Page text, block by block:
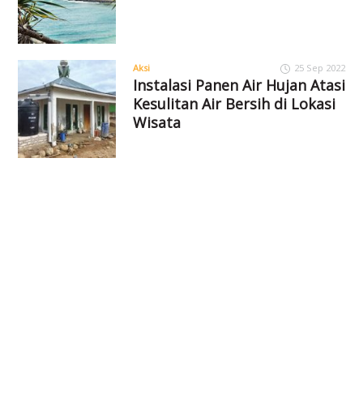
Aksi 25 Sep 2022
Instalasi Panen Air Hujan Atasi
Kesulitan Air Bersih di Lokasi
Wisata